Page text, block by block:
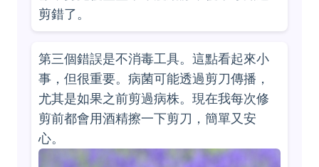
剪錯了。
第三個錯誤是不消毒工具。這點看起來小
事，但很重要。病菌可能透過剪刀傳播，
尤其是如果之前剪過病株。現在我每次修
剪前都會用酒精擦一下剪刀，簡單又安
心。